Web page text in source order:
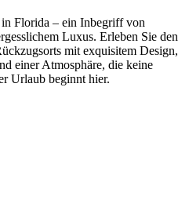
Florida – ein Inbegriff von
Luxus. Erleben Sie den
mit exquisitem Design,
einer Atmosphäre, die keine
Urlaub beginnt hier.